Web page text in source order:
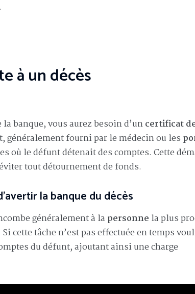
à un décès
la banque, vous aurez besoin d’uncertificat
généralement fourni par le médecin ou les
où le défunt détenait des comptes. Cette
tout détournement de fonds.
la banque du décès
généralement à la personne la plus
cette tâche n’est pas effectuée en temps
du défunt, ajoutant ainsi une charge